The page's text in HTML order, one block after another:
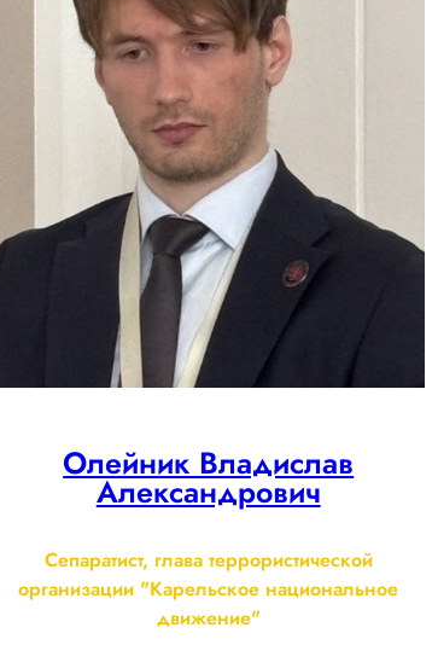
Олейник Владислав
Александрович
Сепаратист, глава террористической
организации "Карельское национальное
движение"